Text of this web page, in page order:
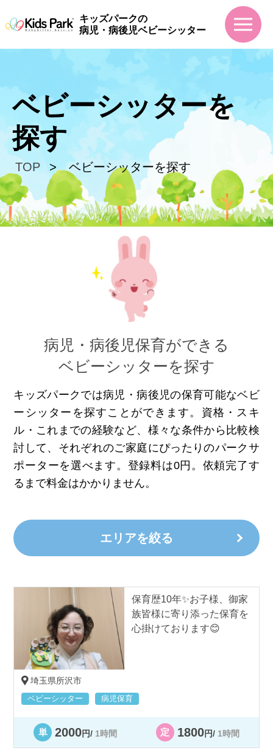
キッズパークの
病児・病後児ベビーシッター
ベビーシッターを
探す
TOP ベビーシッターを探す
病児・病後児保育ができる
ベビーシッターを探す
キッズパークでは病児・病後児の保育可能なベビ
ーシッターを探すことができます。資格・スキ
ル・これまでの経験など、様々な条件から比較検
討して、それぞれのご家庭にぴったりのパークサ
ポーターを選べます。登録料は0円。依頼完了す
るまで料金はかかりません。
エリアを絞る
保育歴10年✨お子様、御家
族皆様に寄り添った保育を
心掛けております😊
埼玉県所沢市
ベビーシッター 病児保育
単 2000円/ 1時間 定 1800円/ 1時間